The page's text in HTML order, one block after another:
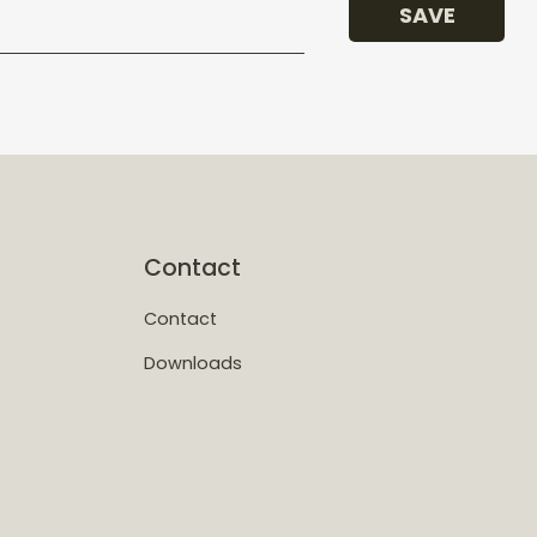
SAVE
Contact
Contact
Downloads